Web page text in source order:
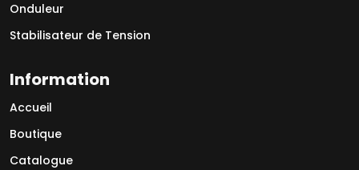
Onduleur
Stabilisateur de Tension
Information
Accueil
Boutique
Catalogue